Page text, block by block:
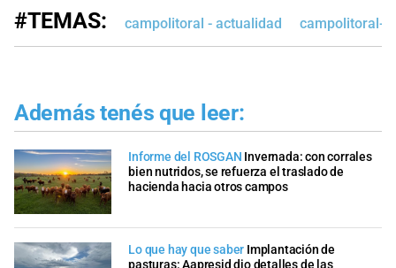
#TEMAS: campolitoral - actualidad campolitoral-
Además tenés que leer:
Informe del ROSGAN Invernada: con corrales
bien nutridos, se refuerza el traslado de
hacienda hacia otros campos
Lo que hay que saber Implantación de